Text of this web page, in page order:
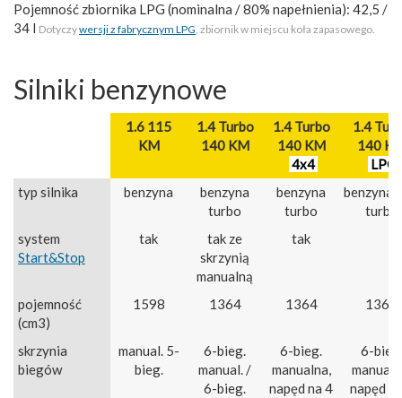
Pojemność zbiornika LPG (nominalna / 80% napełnienia): 42,5 /
34 l Dotyczywersji z fabrycznym LPG, zbiornik w miejscu koła zapasowego.
Silniki benzynowe
1.6 115
KM
1.4 Turbo
140 KM
1.4 Turbo
140 KM
4x4
1.4
140
LPG
typ silnika
benzyna
benzyna
turbo
benzyna
turbo
benzyna/
turbo
system
Start&Stop
tak
tak ze
skrzynią
manualną
tak
pojemność
(cm3)
1598 1364 1364 1364
skrzynia
biegów
manual. 5-
bieg.
6-bieg.
manual. /
6-bieg.
6-bieg.
manualna,
napęd na 4
6-bieg.
napęd